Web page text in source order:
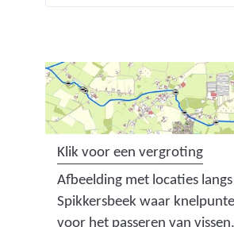
g
e
d
r
g
v
a
Klik voor een vergroting(
a
f
b
Afbeelding met locaties
Spikkersbeek waar
voor het passeren van vissen.